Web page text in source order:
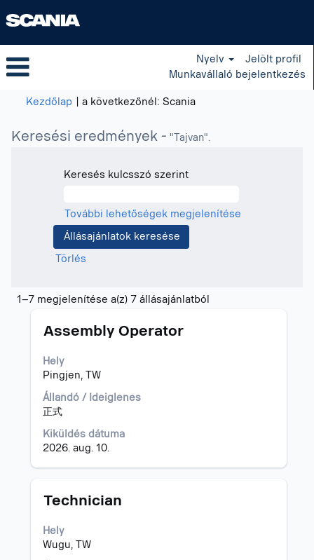
Nyelv
Jelölt profil
Munkavállaló bejelentkezés
Kezdőlap a következőnél: Scania(aktuális
Keresési eredmények - "Tajvan".
Keresés kulcsszó szerint
További lehetőségek megjelenítése
Törlés
1–7 megjelenítése a(z) 7 állásajánlatból
billentyűvel
Cím
Assembly Operator
Hely
Pingjen, TW
Állandó / Ideiglenes
正式
Kiküldés dátuma
2026. aug. 10.
Jelölje
a
szóköz
billentyűvel
az
állásinformáció
tartalmának
megtekintéséhez.
Cím
Technician
Hely
Wugu, TW
Jelölje
a
szóköz
billentyűvel